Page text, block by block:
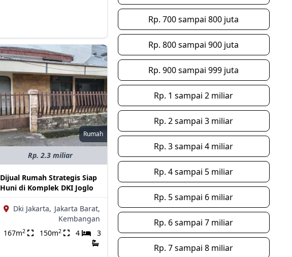
Rumah
Rp. 2.3 miliar
Dijual Rumah Strategis Siap
Huni di Komplek DKI Joglo
Dki Jakarta, Jakarta Barat,
Kembangan
167m2 150m2 4 3
Rp. 700 sampai 800 juta
Rp. 800 sampai 900 juta
Rp. 900 sampai 999 juta
Rp. 1 sampai 2 miliar
Rp. 2 sampai 3 miliar
Rp. 3 sampai 4 miliar
Rp. 4 sampai 5 miliar
Rp. 5 sampai 6 miliar
Rp. 6 sampai 7 miliar
Rp. 7 sampai 8 miliar